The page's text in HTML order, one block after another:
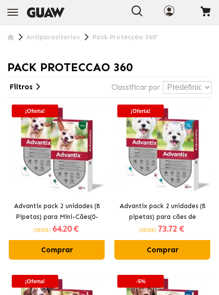
Antiparasitarios Pack Protecção 360º
PACK PROTECCAO 360
Classificar por
Filtros
¡Oferta!
Advantix pack 2 unidades (8
Pipetas) para Mini-Cães(0-
4KG)
(DESDE) 64.20 €
Comprar
¡Oferta!
Advantix pack 2 unidades (8
pipetas) para cães de
pequeno porte (4-10kg)
(DESDE) 73.72 €
Comprar
¡Oferta! -5%